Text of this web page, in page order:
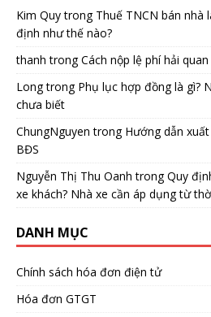
Kim Quytrong Thuế TNCN bán nhà
định như thế nào?
thanh trongCách nộp lệ phí hải
Longtrong Phụ lục hợp đồng là gì?
chưa biết
ChungNguyen trong Hướng dẫn
BĐS
Nguyễn Thị Thu Oanh trongQuy
xe khách? Nhà xe cần áp dụng từ
DANH MỤC
Chính sách hóa đơn điện tử
Hóa đơn GTGT